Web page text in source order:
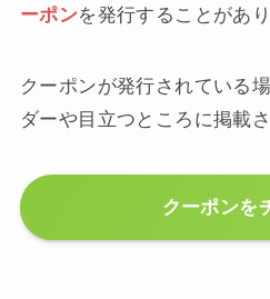
ーポンを発行することがあり
クーポンが発行されている
ダーや目立つところに掲載
クーポンを